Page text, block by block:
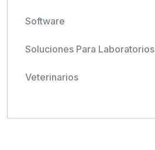
Software
Soluciones Para Laboratorios
Veterinarios